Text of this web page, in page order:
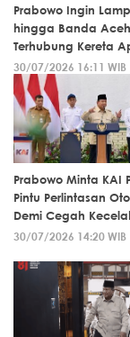
Prabowo Ingin
hingga Banda Aceh
Terhubung Kereta
30/07/2026 16:11 WIB
Prabowo Minta KAI
Pintu Perlintasan
Demi Cegah
30/07/2026 14:20 WIB